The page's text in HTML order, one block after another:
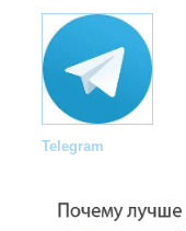
Telegram